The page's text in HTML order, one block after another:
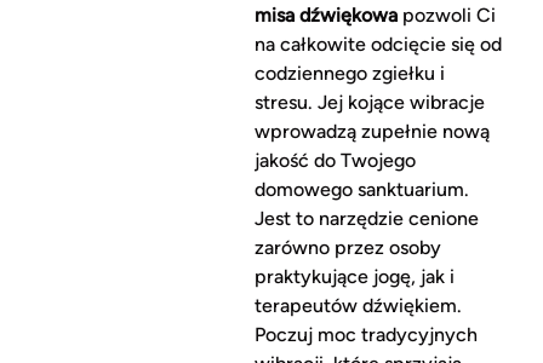
misa dźwiękowapozwoli Ci
na całkowite odcięcie się od
codziennego zgiełku i
stresu. Jej kojące wibracje
wprowadzą zupełnie nową
jakość do Twojego
domowego sanktuarium.
Jest to narzędzie cenione
zarówno przez osoby
praktykujące jogę, jak i
terapeutów dźwiękiem.
Poczuj moc tradycyjnych